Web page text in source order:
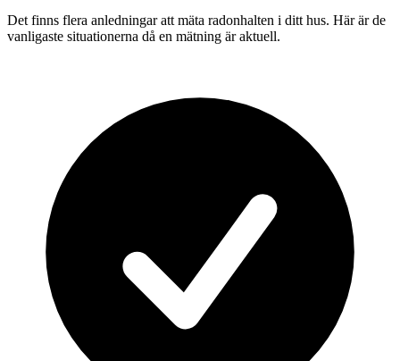
Det finns flera anledningar att mäta radonhalten i ditt hus. Här är de
vanligaste situationerna då en mätning är aktuell.